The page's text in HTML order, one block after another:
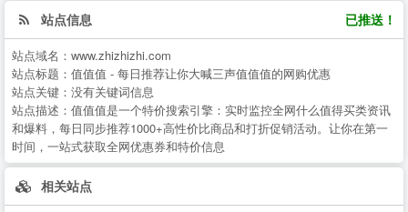
站点信息 已推送！
站点域名： www.zhizhizhi.com
站点标题： 值值值 - 每日推荐让你大喊三声值值值的网购优惠
站点关键： 没有关键词信息
站点描述： 值值值是一个特价搜索引擎：实时监控全网什么值得买类资讯
和爆料，每日同步推荐1000+高性价比商品和打折促销活动。让你在第一
时间，一站式获取全网优惠券和特价信息
相关站点